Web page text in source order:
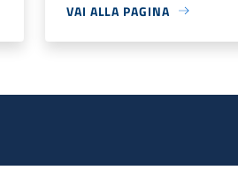
VAI ALLA PAGINA